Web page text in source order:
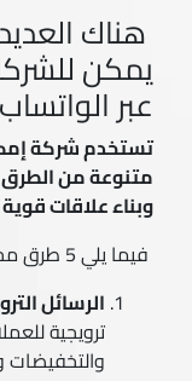
هناك
يمكن
عبر
تستخدم شركة
متنوعة من
وبناء علاقات
فيما يلي 5 طرق مختلفة تستخدمها الشركة:
الرسائل
ترويجية